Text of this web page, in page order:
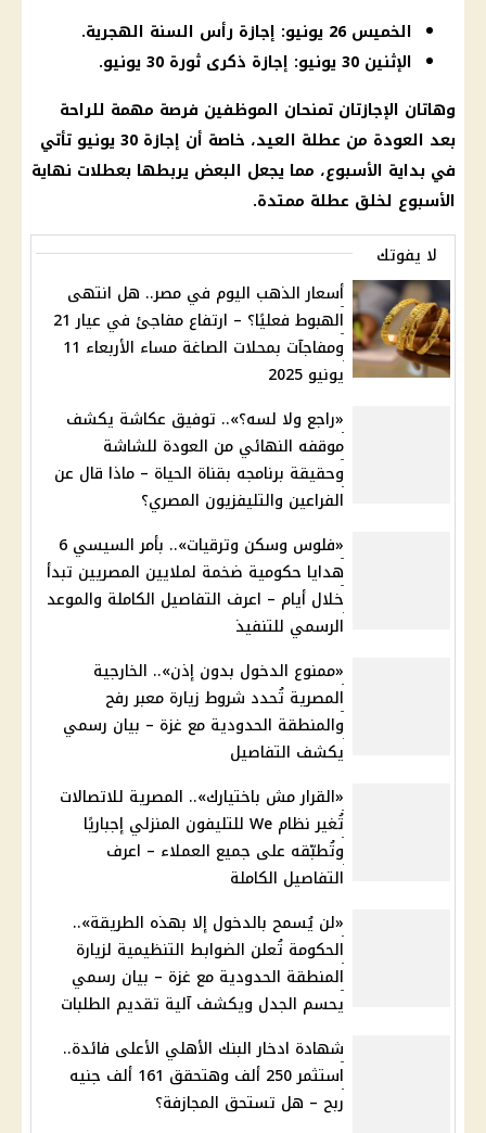
الخميس 26 يونيو: إجازة رأس السنة الهجرية.
الإثنين 30 يونيو: إجازة ذكرى ثورة 30 يونيو.
وهاتان الإجازتان تمنحان الموظفين فرصة مهمة للراحة
بعد العودة من عطلة العيد، خاصة أن إجازة
30 يونيو تأتي
في بداية الأسبوع، مما يجعل البعض يربطها بعطلات نهاية
الأسبوع لخلق عطلة ممتدة.
لا يفوتك
أسعار الذهب اليوم في مصر.. هل انتهى
الهبوط فعليًا؟ – ارتفاع مفاجئ في عيار 21
ومفاجآت بمحلات الصاغة مساء الأربعاء 11
يونيو 2025
«راجع ولا لسه؟».. توفيق عكاشة يكشف
موقفه النهائي من العودة للشاشة
وحقيقة برنامجه بقناة الحياة – ماذا قال عن
الفراعين والتليفزيون المصري؟
«فلوس وسكن وترقيات».. بأمر السيسي 6
هدايا حكومية ضخمة لملايين المصريين تبدأ
خلال أيام – اعرف التفاصيل الكاملة والموعد
الرسمي للتنفيذ
«ممنوع الدخول بدون إذن».. الخارجية
المصرية تُحدد شروط زيارة معبر رفح
والمنطقة الحدودية مع غزة – بيان رسمي
يكشف التفاصيل
«القرار مش باختيارك».. المصرية للاتصالات
تُغير نظام We للتليفون المنزلي إجباريًا
وتُطبّقه على جميع العملاء – اعرف
التفاصيل الكاملة
«لن يُسمح بالدخول إلا بهذه الطريقة»..
الحكومة تُعلن الضوابط التنظيمية لزيارة
المنطقة الحدودية مع غزة – بيان رسمي
يحسم الجدل ويكشف آلية تقديم الطلبات
شهادة ادخار البنك الأهلي الأعلى فائدة..
استثمر 250 ألف وهتحقق 161 ألف جنيه
ربح – هل تستحق المجازفة؟